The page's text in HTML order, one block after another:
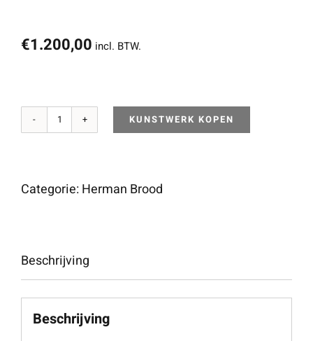
€1.200,00 incl. BTW.
Guitar
KUNSTWERK KOPEN
Categorie:Herman Brood
Beschrijving
Beschrijving